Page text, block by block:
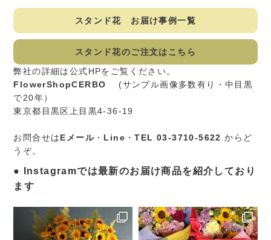
スタンド花 お届け事例一覧
スタンド花のご注文はこちら
弊社の詳細は公式HPをご覧ください。
FlowerShopCERBO
(サンプル画像多数有り・中目黒
で20年）
東京都目黒区上目黒4-36-19
お問合せはEメール ・ Line ・TEL 03-3710-5622 からど
うぞ。
Instagramでは最新のお届け商品を紹介しており
ます